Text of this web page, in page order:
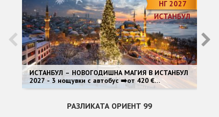
ЗА НАС
КОНТАКТИ
ФИРМЕНИ ДОКУМЕНТИ
0700 144 34 Запитване
НГ 2027
ИСТАНБУЛ
ИСТАНБУЛ – НОВОГОДИШНА МАГИЯ В ИСТАНБУЛ
2027 - 3 нощувки с автобус ➡️от 420 €
<Специален гост: Dragan Kojić Keba>
РАЗЛИКАТА ОРИЕНТ 99